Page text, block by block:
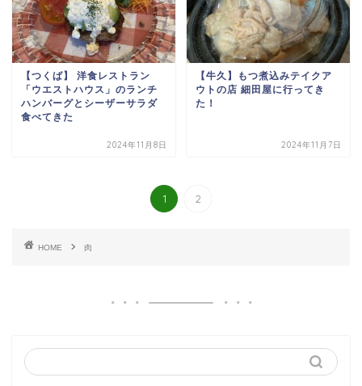
【つくば】 洋食レストラン
「ウエストハウス」のランチ
ハンバーグとシーザーサラダ
食べてきた
2024年11月8日
【牛久】もつ煮込みテイクア
ウトの店 細田屋に行ってき
た！
2024年11月7日
1 2
HOME 肉